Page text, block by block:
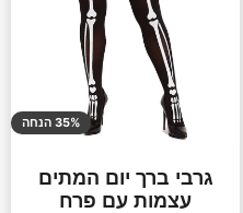
35% הנחה
גרבי ברך יום המתים
עצמות עם פרח